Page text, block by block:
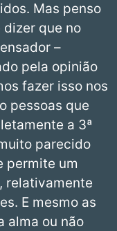
Mas penso
que no
–
pela opinião
fazer isso nos
pessoas que
a 3ª
parecido
permite um
relativamente
E mesmo as
alma ou não